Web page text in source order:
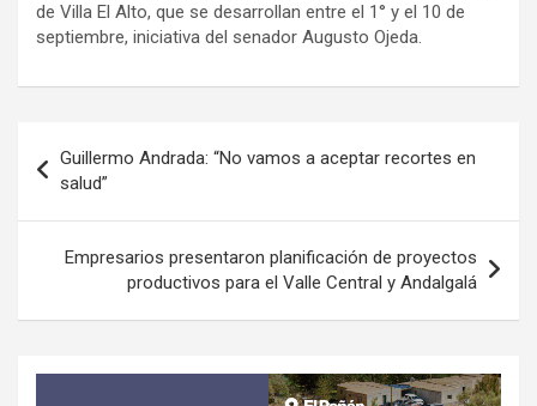
de Villa El Alto, que se desarrollan entre el 1° y el 10 de
septiembre, iniciativa del senador Augusto Ojeda.
de
entradas
Guillermo Andrada: “No vamos a aceptar recortes en
salud”
Empresarios presentaron planificación de proyectos
productivos para el Valle Central y Andalgalá